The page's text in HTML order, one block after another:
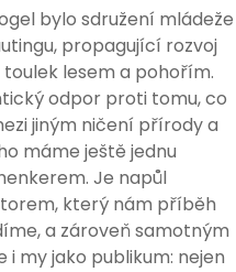
bylo sdružení mládeže
propagující rozvoj
lesem a pohořím.
odpor proti tomu, co
jiným ničení přírody a
máme ještě jednu
Je napůl
který nám příběh
a zároveň samotným
i my jako publikum: nejen